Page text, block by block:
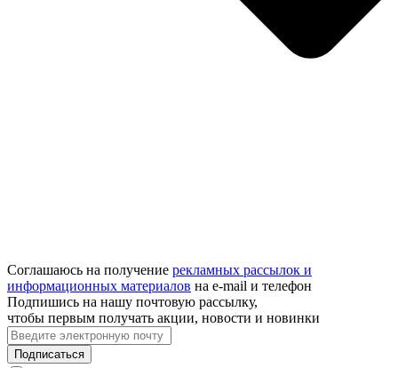
Соглашаюсь на получение рекламных рассылок и
информационных материалов на e‑mail и телефон
Подпишись на нашу почтовую рассылку,
чтобы первым получать акции, новости и новинки
Подписаться